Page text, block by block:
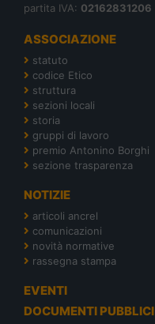
partita IVA: 02162831206
ASSOCIAZIONE
statuto
codice Etico
struttura
sezioni locali
storia
gruppi di lavoro
premio Antonino Borghi
sezione trasparenza
NOTIZIE
articoli ancrel
comunicazioni
novità normative
rassegna stampa
EVENTI
DOCUMENTI PUBBLICI